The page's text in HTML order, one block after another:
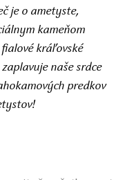
je o ametyste,
kameňom
fialové kráľovské
naše srdce
predkov